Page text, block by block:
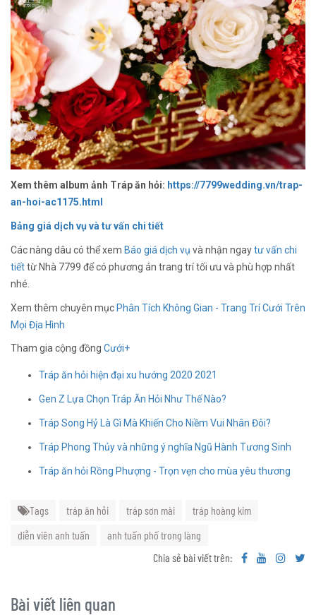
Xem thêm album ảnh Tráp ăn hỏi: https://7799wedding.vn/trap-
an-hoi-ac1175.html
Bảng giá dịch vụ và tư vấn chi tiết
Các nàng dâu có thể xem Báo giá dịch vụ và nhận ngaytư vấn chi
tiếttừ Nhà 7799 để có phương án trang trí tối ưu và phù hợp nhất
nhé.
Xem thêm chuyên mụcPhân Tích Không Gian - Trang Trí Cưới Trên
Mọi Địa Hình
Tham gia cộng đồng Cưới+
Tráp ăn hỏi hiện đại xu hướng 2020 2021
Gen Z Lựa Chọn Tráp Ăn Hỏi Như Thế Nào?
Tráp Song Hỷ Là Gì Mà Khiến Cho Niềm Vui Nhân Đôi?
Tráp Phong Thủy và những ý nghĩa Ngũ Hành Tương Sinh
Tráp ăn hỏi Rồng Phượng - Trọn vẹn cho mùa yêu thương
Tags tráp ăn hỏi tráp sơn mài
tráp hoàng kim
diễn viên anh tuấn
anh tuấn phố trong làng
Chia sẻ bài viết trên:
Bài viết liên quan